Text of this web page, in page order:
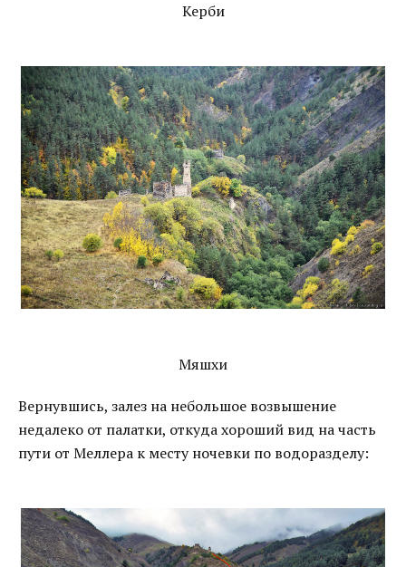
Керби
Мяшхи
Вернувшись, залез на небольшое возвышение
недалеко от палатки, откуда хороший вид на часть
пути от Меллера к месту ночевки по водоразделу: